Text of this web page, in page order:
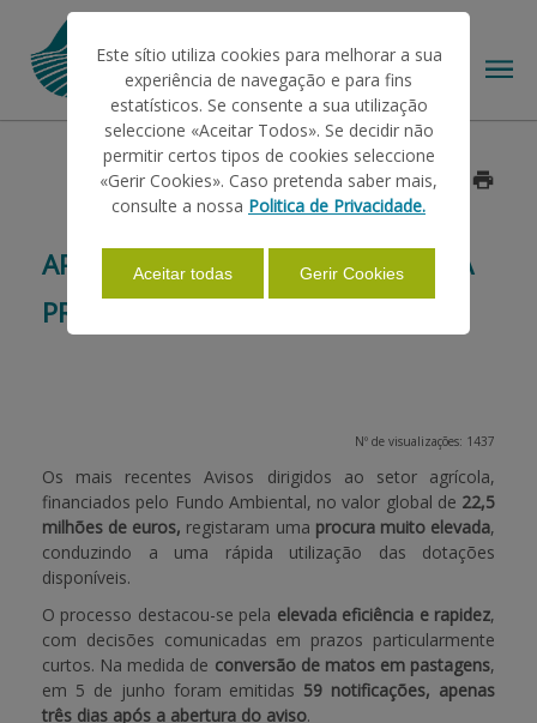
AJUDAS/APOIOS
INFORMAÇÕES
PAGAMENTOS
APOIO AO BENEFICIÁRIO
Entrar / Registar
APOIOS AGRÍCOLAS COM ELEVADA
PROCURA
Data: 2026/06/16
Nº de visualizações: 1437
Os mais recentes Avisos dirigidos ao setor agrícola,
financiados pelo Fundo Ambiental, no valor global de 22,5
milhões de euros, registaram uma procura muito elevada,
conduzindo a uma rápida utilização das dotações
disponíveis.
O processo destacou-se pela elevada eficiência e rapidez,
com decisões comunicadas em prazos particularmente
curtos. Na medida de conversão de matos em pastagens,
em 5 de junho foram emitidas 59 notificações, apenas
três dias após a abertura do aviso.
Este sítio utiliza cookies para melhorar a sua
experiência de navegação e para fins
estatísticos. Se consente a sua utilização
seleccione «Aceitar Todos». Se decidir não
permitir certos tipos de cookies seleccione
«Gerir Cookies». Caso pretenda saber mais,
consulte a nossa Politica de Privacidade.
Aceitar todas Gerir Cookies